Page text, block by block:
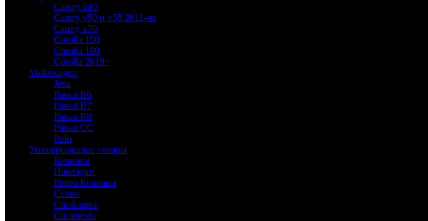
Camry v40
Camry v50 и v55 2011-нв
Camry v70
Corolla 150
Corolla 180
Corolla 2019+
Volkswagen
Jetta
Passat B6
Passat B7
Passat B8
Passat CC
Polo
Универсальные товары
Коврики
Накладки
Ретро Колпаки
Сетки
Спойлеры
Сплитеры